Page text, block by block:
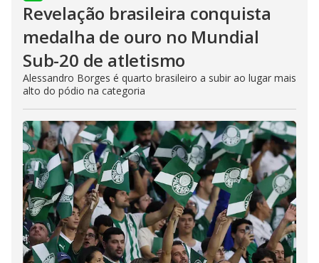
Revelação brasileira conquista
medalha de ouro no Mundial
Sub-20 de atletismo
Alessandro Borges é quarto brasileiro a subir ao lugar mais
alto do pódio na categoria